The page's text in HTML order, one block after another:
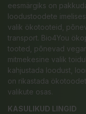
eesmärgiks on
loodustoodete
valik ökotooteid,
transport. Bio4You
tooted, põnevad
mitmekesine valik
kahjustada loodust,
on rikastada
valikute osas.
KASULIKUD LINGID